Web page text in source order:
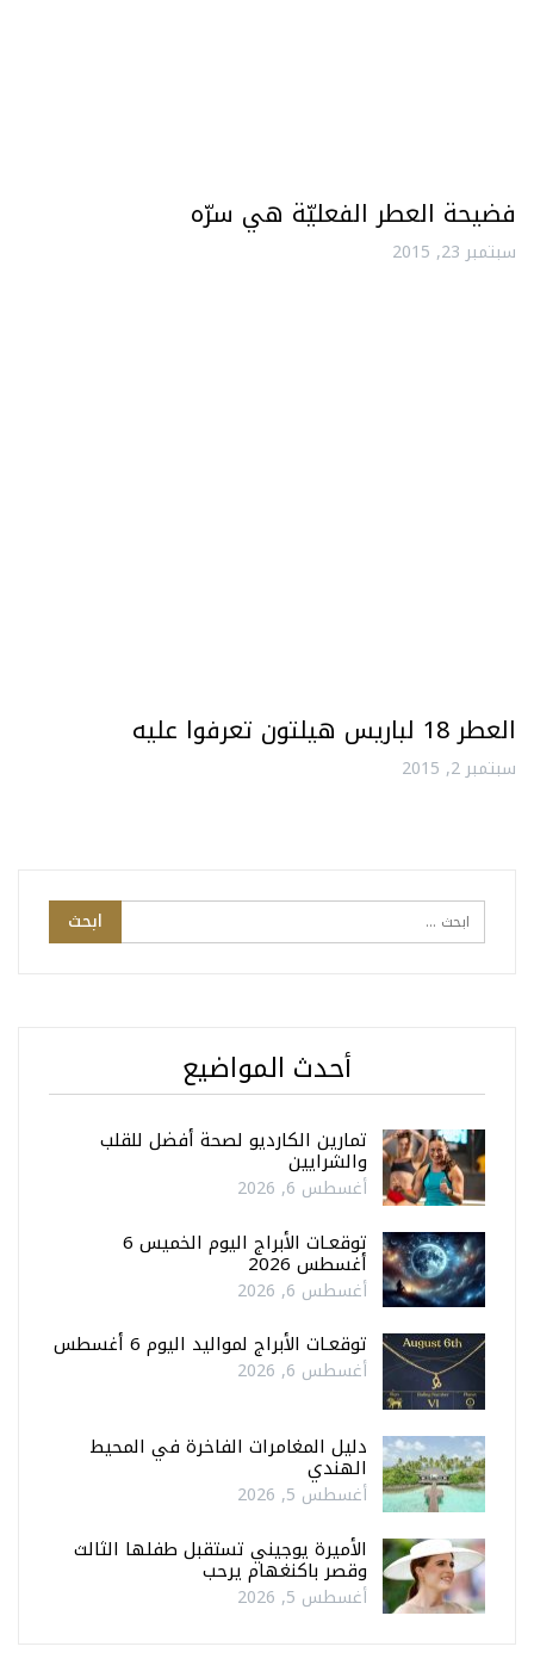
فضيحة العطر الفعليّة هي سرّه
سبتمبر 23, 2015
العطر 18 لباريس هيلتون تعرفوا عليه
سبتمبر 2, 2015
أحدث المواضيع
تمارين الكارديو لصحة أفضل للقلب
والشرايين
أغسطس 6, 2026
توقعـات الأبراج اليوم الخميس 6
أغسطس 2026
أغسطس 6, 2026
توقعـات الأبراج لمواليد اليوم 6 أغسطس
أغسطس 6, 2026
دليل المغامرات الفاخرة في المحيط
الهندي
أغسطس 5, 2026
الأميرة يوجيني تستقبل طفلها الثالث
وقصر باكنغهام يرحب
أغسطس 5, 2026